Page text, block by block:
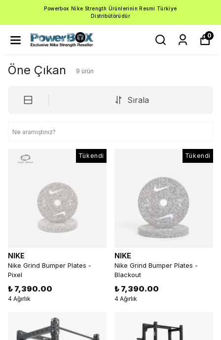
Powerbox Nike Strength Ürünlerinin Resmi Türkiye
Distribütörüdür
0
Öne Çıkan 9 ürün
Sırala
Tükendi
NIKE
Nike Grind Bumper Plates -
Pixel
₺ 7,390.00
4 Ağırlık
Tükendi
NIKE
Nike Grind Bumper Plates -
Blackout
₺ 7,390.00
4 Ağırlık